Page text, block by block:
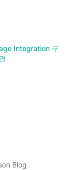
Integration 구
Blog